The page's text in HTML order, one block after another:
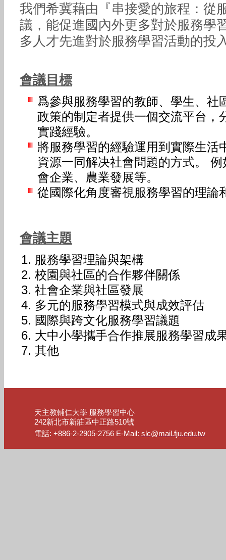
我們希冀藉由『串接愛的旅程：從
議，能促進國內外更多對於服務學
多人才先進對於服務學習活動的投
會議目標
爲參與服務學習的教師、學生、社
政策的制定者提供一個交流平台，
實踐經驗。
將服務學習的經驗運用到實際生活
資源一同解决社會問題的方式。
會企業、農業發展等。
從國際化角度審視服務學習的理論
會議主題
服務學習理論與架構
校園與社區的合作夥伴關係
社會企業與社區發展
多元的服務學習模式與成效評估
國際與跨文化服務學習議題
大中小學攜手合作推展服務學習成
其他
天主教輔仁大學 服務學習中心
242新北市新莊區中正路510號
電話: +886-2-2905-2756 E-Mail: slc@mail.fju.edu.tw